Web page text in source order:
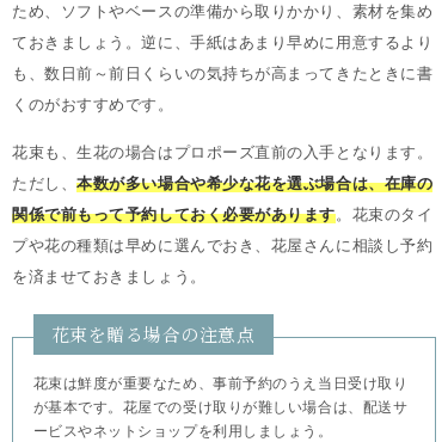
ため、ソフトやベースの準備から取りかかり、素材を集め
ておきましょう。逆に、手紙はあまり早めに用意するより
も、数日前～前日くらいの気持ちが高まってきたときに書
くのがおすすめです。
花束も、生花の場合はプロポーズ直前の入手となります。
ただし、本数が多い場合や希少な花を選ぶ場合は、在庫の
関係で前もって予約しておく必要があります。花束のタイ
プや花の種類は早めに選んでおき、花屋さんに相談し予約
を済ませておきましょう。
花束を贈る場合の注意点
花束は鮮度が重要なため、事前予約のうえ当日受け取り
が基本です。花屋での受け取りが難しい場合は、配送サ
ービスやネットショップを利用しましょう。